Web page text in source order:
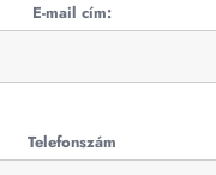
E-mail cím:
Telefonszám